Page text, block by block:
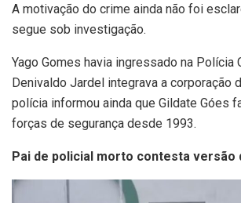
A motivação do crime ainda não foi
segue sob investigação.
Yago Gomes havia ingressado na Polícia
Denivaldo Jardel integrava a corporação
polícia informou ainda que Gildate Góes
forças de segurança desde 1993.
Pai de policial morto contesta versão